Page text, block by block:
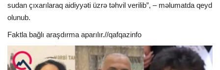
sudan çıxarılaraq aidiyyəti üzrə təhvil verilib”, – məlumatda qeyd
olunub.
Faktla bağlı araşdırma aparılır.//qafqazinfo